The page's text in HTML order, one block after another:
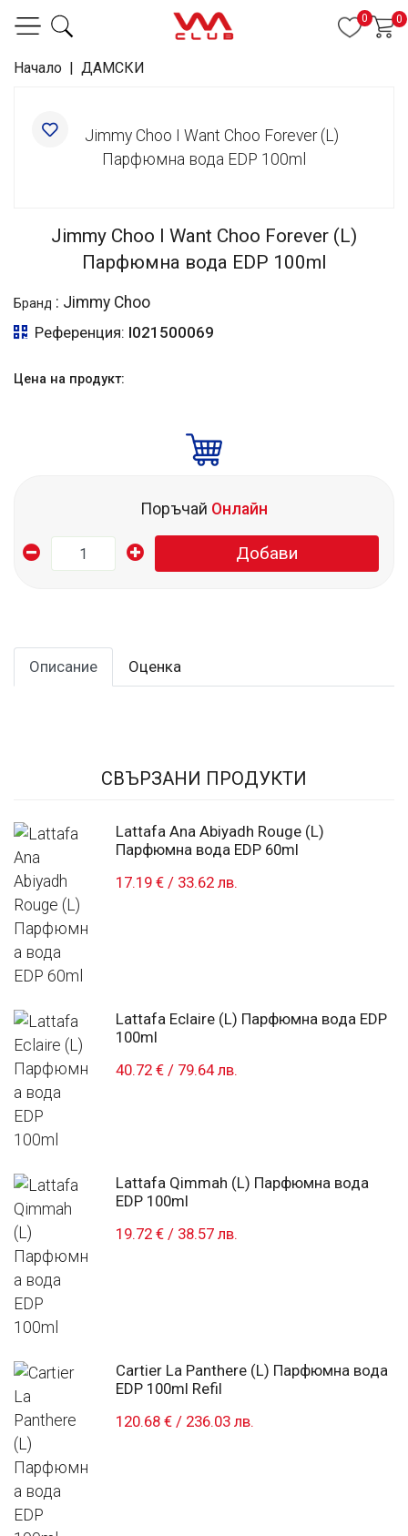
0 0
Начало | ДАМСКИ
Jimmy Choo I Want Choo Forever (L)
Парфюмна вода EDP 100ml
Бранд : Jimmy Choo
Референция: I021500069
Цена на продукт:
Поръчай Онлайн
Добави
Описание Оценка
СВЪРЗАНИ ПРОДУКТИ
Lattafa Ana Abiyadh Rouge (L)
Парфюмна вода EDP 60ml
17.19 € / 33.62 лв.
Lattafa Eclaire (L) Парфюмна вода EDP
100ml
40.72 € / 79.64 лв.
Lattafa Qimmah (L) Парфюмна вода
EDP 100ml
19.72 € / 38.57 лв.
Cartier La Panthere (L) Парфюмна вода
EDP 100ml Refil
120.68 € / 236.03 лв.